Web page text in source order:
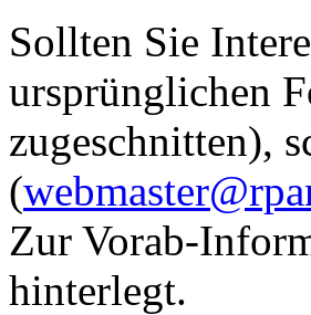
Sollten Sie
ursprünglichen
zugeschnitten),
(
Zur Vorab-
hinterlegt.